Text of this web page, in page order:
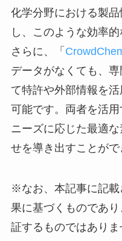
化学分野における製
し、このような効率
さらに、「
データがなくても、
て特許や外部情報を
可能です。両者を活
ニーズに応じた最適
せを導き出すことがで
※なお、本記事に記載
果に基づくものであ
証するものではありま